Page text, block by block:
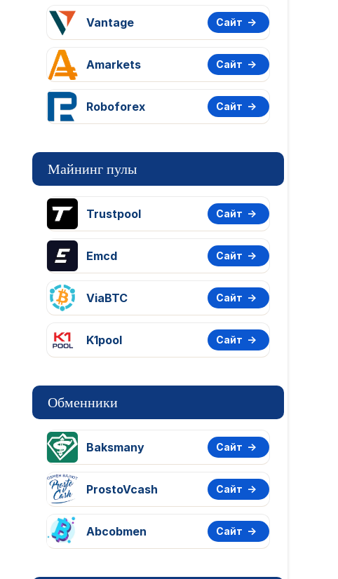
Vantage Сайт
Amarkets Сайт
Roboforex Сайт
Майнинг пулы
Trustpool Сайт
Emcd Сайт
ViaBTC Сайт
K1pool Сайт
Обменники
Baksmany Сайт
ProstoVcash Сайт
Abcobmen Сайт